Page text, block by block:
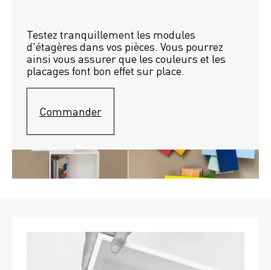
Testez tranquillement les modules
d'étagères dans vos pièces. Vous pourrez
ainsi vous assurer que les couleurs et les
placages font bon effet sur place.
Commander